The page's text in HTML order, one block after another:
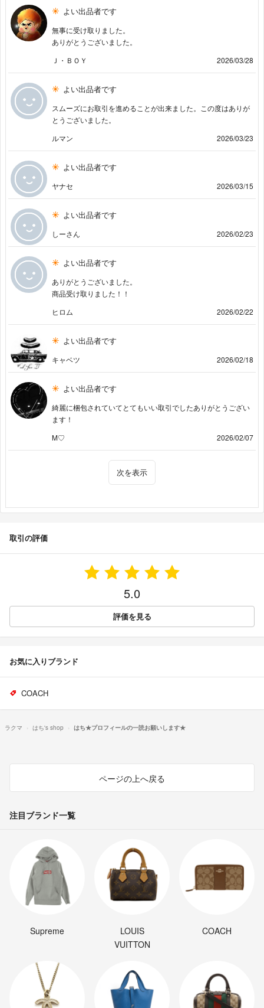
よい出品者です
無事に受け取りました。
ありがとうございました。
Ｊ・ＢＯＹ
2026/03/28
よい出品者です
スムーズにお取引を進めることが出来ました。この度はありが
とうございました。
ルマン
2026/03/23
よい出品者です
ヤナセ 2026/03/15
よい出品者です
しーさん 2026/02/23
よい出品者です
ありがとうございました。
商品受け取りました！！
ヒロム
2026/02/22
よい出品者です
キャベツ 2026/02/18
よい出品者です
綺麗に梱包されていてとてもいい取引でしたありがとうござい
ます！
M♡
2026/02/07
次を表示
取引の評価
5.0
評価を見る
お気に入りブランド
COACH
ラクマ はち's shop はち★プロフィールの一読お願いします★
ページの上へ戻る
注目ブランド一覧
Supreme
LOUIS
VUITTON
COACH